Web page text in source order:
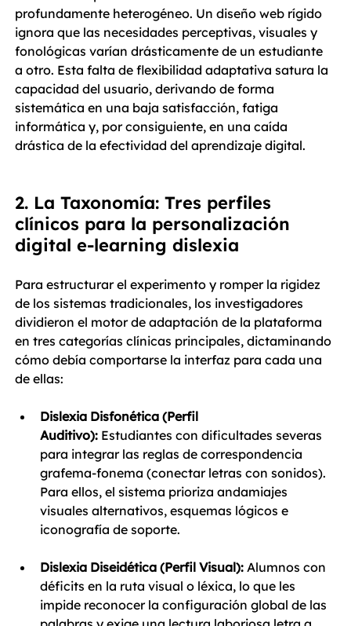
profundamente heterogéneo. Un diseño web rígido
ignora que las necesidades perceptivas, visuales y
fonológicas varían drásticamente de un estudiante
a otro. Esta falta de flexibilidad adaptativa satura la
capacidad del usuario, derivando de forma
sistemática en una baja satisfacción, fatiga
informática y, por consiguiente, en una caída
drástica de la efectividad del aprendizaje digital.
2. La Taxonomía: Tres perfiles
clínicos para la personalización
digital e-learning dislexia
Para estructurar el experimento y romper la rigidez
de los sistemas tradicionales, los investigadores
dividieron el motor de adaptación de la plataforma
en tres categorías clínicas principales, dictaminando
cómo debía comportarse la interfaz para cada una
de ellas:
Dislexia Disfonética (Perfil
Auditivo): Estudiantes con dificultades severas
para integrar las reglas de correspondencia
grafema-fonema (conectar letras con sonidos).
Para ellos, el sistema prioriza andamiajes
visuales alternativos, esquemas lógicos e
iconografía de soporte.
Dislexia Diseidética (Perfil Visual): Alumnos con
déficits en la ruta visual o léxica, lo que les
impide reconocer la configuración global de las